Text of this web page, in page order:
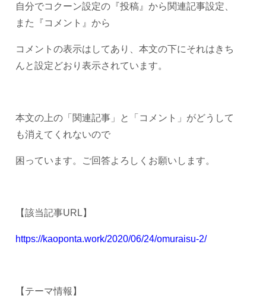
自分でコクーン設定の『投稿』から関連記事設定、
また『コメント』から
コメントの表示はしてあり、本文の下にそれはきち
んと設定どおり表示されています。
本文の上の「関連記事」と「コメント」がどうして
も消えてくれないので
困っています。ご回答よろしくお願いします。
【該当記事URL】
https://kaoponta.work/2020/06/24/omuraisu-2/
【テーマ情報】